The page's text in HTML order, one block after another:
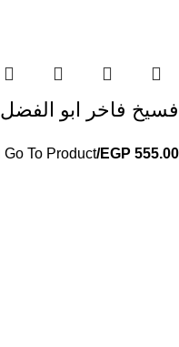
فسيخ فاخر ابو الفضل
EGP 555.00
/kg
Go To Product